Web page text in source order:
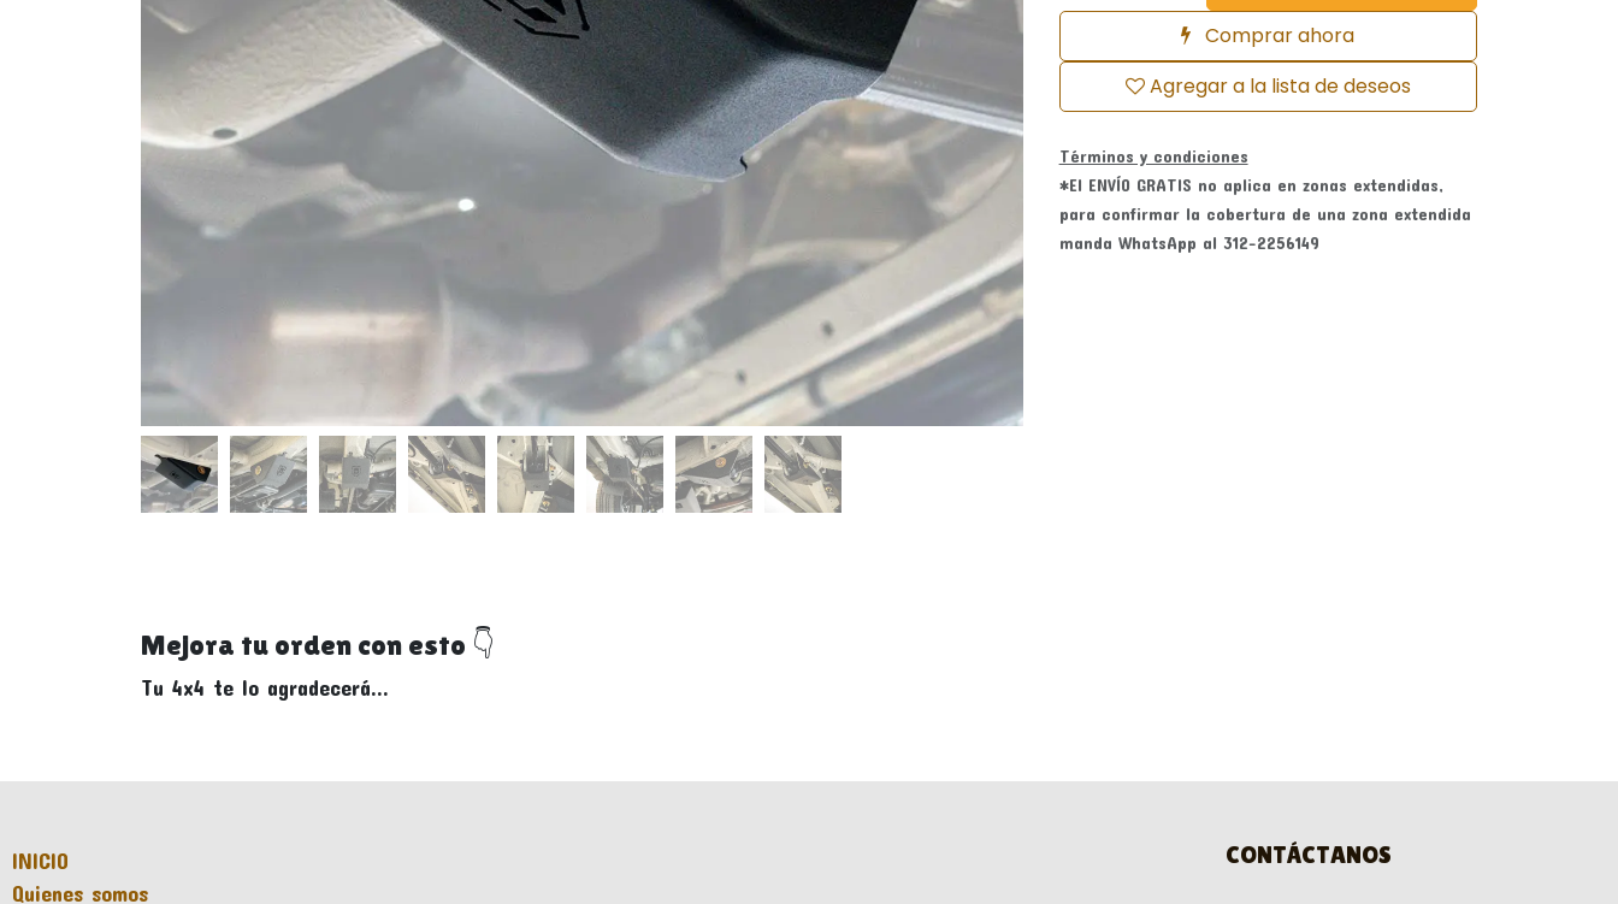
Comprar ahora
Agregar a la lista de deseos
Términos y condiciones
*El ENVÍO GRATIS no aplica en zonas extendidas,
para confirmar la cobertura de una zona extendida
manda WhatsApp al 312-2256149
Mejora tu orden con esto 👇
Tu 4x4 te lo agradecerá...
INICIO
Quienes somos
CONTÁCTANOS